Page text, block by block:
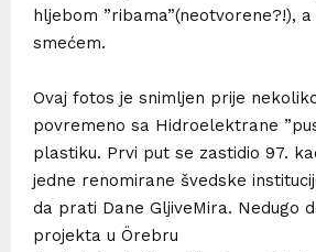
hljebom ”ribama”(neotvorene?!),
Ovaj fotos je snimljen prije
povremeno sa Hidroelektrane
plastiku. Prvi put se zastidio 97.
jedne renomirane švedske
da prati Dane GljiveMira. Nedugo
projekta u Örebru